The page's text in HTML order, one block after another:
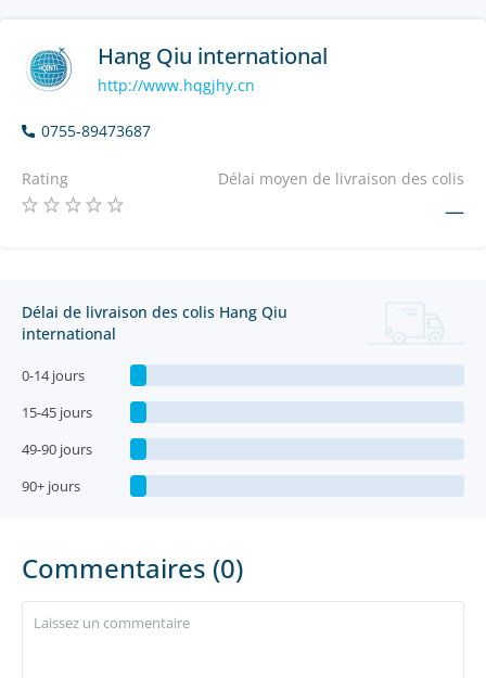
Hang Qiu international
http://www.hqgjhy.cn
0755-89473687
Rating Délai moyen de livraison des colis
—
Délai de livraison des colis Hang Qiu
international
0-14 jours
15-45 jours
49-90 jours
90+ jours
Commentaires (0)